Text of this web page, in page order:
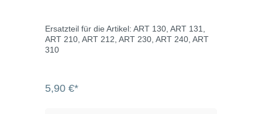
Ersatzteil für die Artikel: ART 130, ART 131,
ART 210, ART 212, ART 230, ART 240, ART
310
5,90 €*